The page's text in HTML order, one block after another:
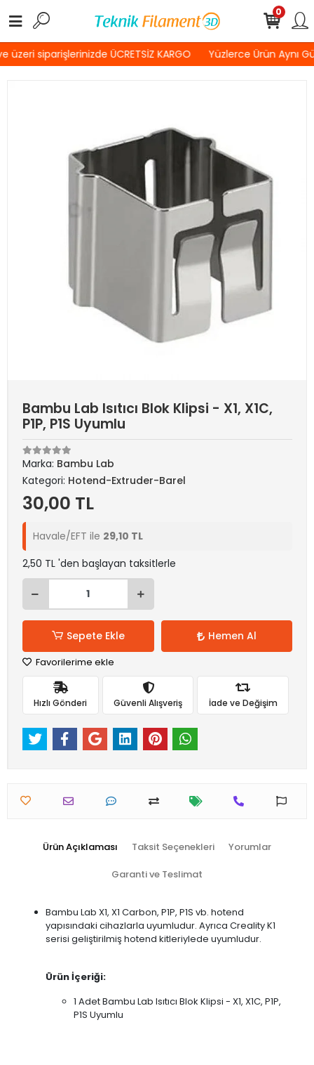
üzeri siparişlerinizde ÜCRETSİZ KARGO Yüzlerce Ürün Aynı
0
Bambu Lab Isıtıcı Blok Klipsi - X1, X1C,
P1P, P1S Uyumlu
Marka: Bambu Lab
Kategori: Hotend-Extruder-Barel
30,00 TL
Havale/EFT ile 29,10 TL
2,50 TL 'den başlayan taksitlerle
Sepete Ekle Hemen Al
Favorilerime ekle
Hızlı Gönderi Güvenli Alışveriş İade ve Değişim
Ürün Açıklaması Taksit Seçenekleri Yorumlar
Garanti ve Teslimat
Bambu Lab X1, X1 Carbon, P1P, P1S vb. hotend
yapısındaki cihazlarla uyumludur. Ayrıca Creality K1
serisi geliştirilmiş hotend kitleriylede uyumludur.
Ürün İçeriği:
1 Adet Bambu Lab Isıtıcı Blok Klipsi - X1, X1C, P1P,
P1S Uyumlu